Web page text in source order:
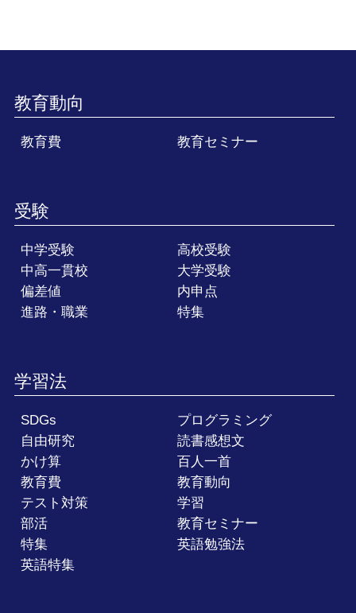
教育動向
教育費 教育セミナー
受験
中学受験
高校受験
中高一貫校
大学受験
偏差値
内申点
進路・職業
特集
学習法
SDGs
プログラミング
自由研究
読書感想文
かけ算
百人一首
教育費
教育動向
テスト対策
学習
部活
教育セミナー
特集
英語勉強法
英語特集